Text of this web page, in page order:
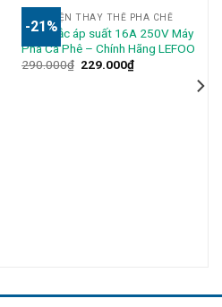
-21%
LINH KIỆN THAY THẾ PHA CHẾ
Công tắc áp suất 16A 250V Máy
Pha Cà Phê – Chính Hãng LEFOO
290.000₫ 229.000₫